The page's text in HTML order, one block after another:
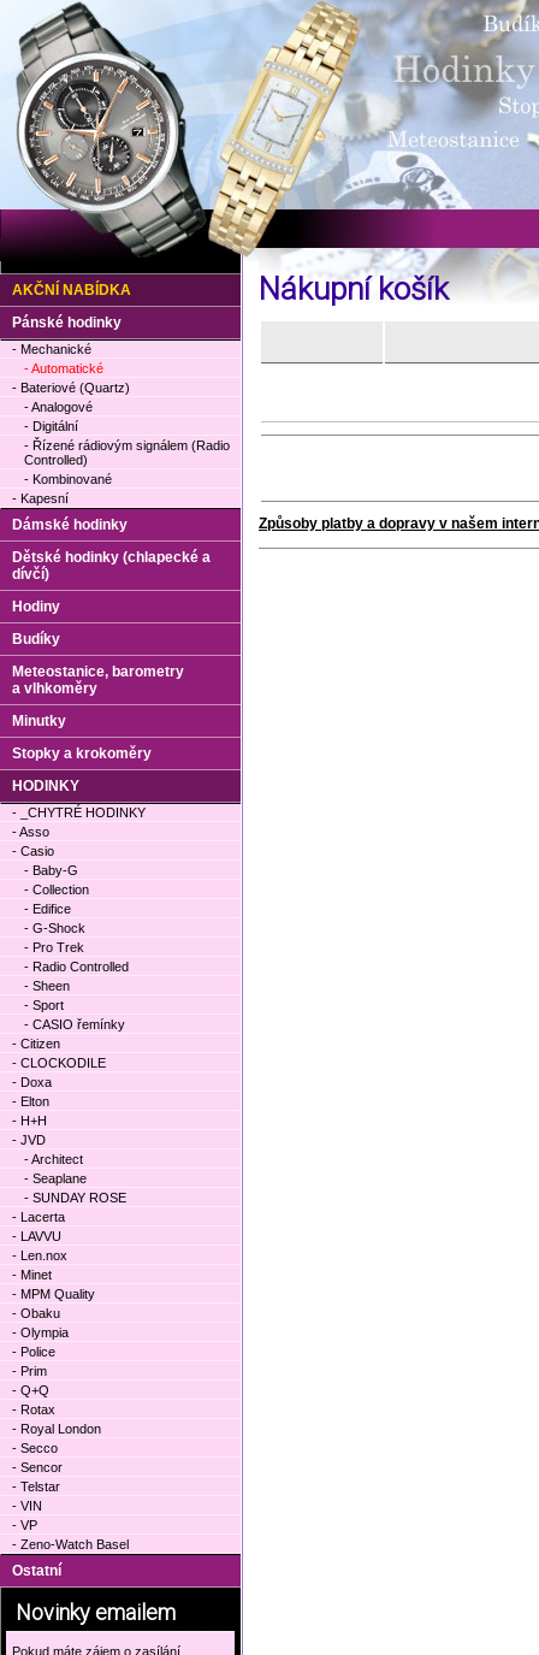
Nákupní košík
Způsoby platby a dopravy v našem
AKČNÍ NABÍDKA
Pánské hodinky
- Mechanické
- Automatické
- Bateriové (Quartz)
- Analogové
- Digitální
- Řízené rádiovým signálem (Radio
Controlled)
- Kombinované
- Kapesní
Dámské hodinky
Dětské hodinky (chlapecké a
dívčí)
Hodiny
Budíky
Meteostanice, barometry
a vlhkoměry
Minutky
Stopky a krokoměry
HODINKY
- _CHYTRÉ HODINKY
- Asso
- Casio
- Baby-G
- Collection
- Edifice
- G-Shock
- Pro Trek
- Radio Controlled
- Sheen
- Sport
- CASIO řemínky
- Citizen
- CLOCKODILE
- Doxa
- Elton
- H+H
- JVD
- Architect
- Seaplane
- SUNDAY ROSE
- Lacerta
- LAVVU
- Len.nox
- Minet
- MPM Quality
- Obaku
- Olympia
- Police
- Prim
- Q+Q
- Rotax
- Royal London
- Secco
- Sencor
- Telstar
- VIN
- VP
- Zeno-Watch Basel
Ostatní
Novinky emailem
Pokud máte zájem o zasílání